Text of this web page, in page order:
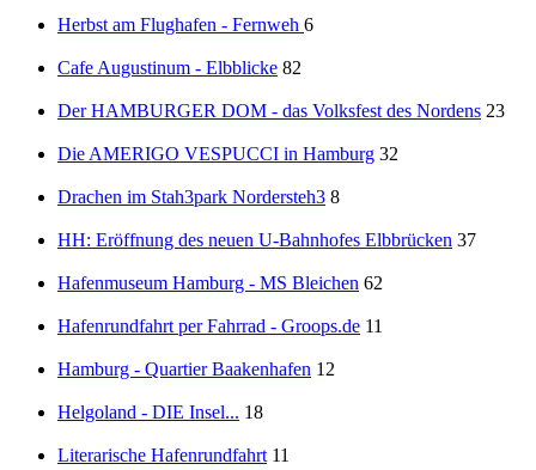
Herbst am Flughafen - Fernweh 6
Cafe Augustinum - Elbblicke 82
Der HAMBURGER DOM - das Volksfest des Nordens 23
Die AMERIGO VESPUCCI in Hamburg 32
Drachen im Stah3park Nordersteh3 8
HH: Eröffnung des neuen U-Bahnhofes Elbbrücken 37
Hafenmuseum Hamburg - MS Bleichen 62
Hafenrundfahrt per Fahrrad - Groops.de 11
Hamburg - Quartier Baakenhafen 12
Helgoland - DIE Insel... 18
Literarische Hafenrundfahrt 11